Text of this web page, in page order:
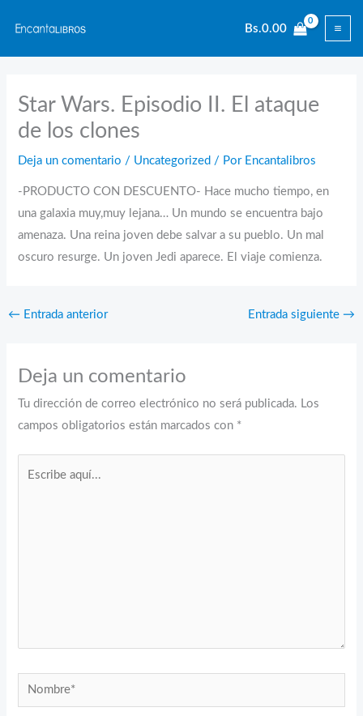
contenido
Bs.0.00
Star Wars. Episodio II. El ataque
de los clones
Deja un comentario / Uncategorized / Por Encantalibros
-PRODUCTO CON DESCUENTO- Hace mucho tiempo, en
una galaxia muy,muy lejana… Un mundo se encuentra bajo
amenaza. Una reina joven debe salvar a su pueblo. Un mal
oscuro resurge. Un joven Jedi aparece. El viaje comienza.
← Entrada anterior Entrada siguiente →
Deja un comentario
Tu dirección de correo electrónico no será publicada. Los
campos obligatorios están marcados con *
Nombre*